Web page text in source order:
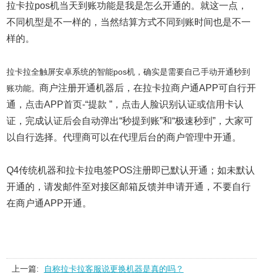
拉卡拉pos机当天到账功能是我是怎么开通的。就这一点，
不同机型是不一样的，当然结算方式不同到账时间也是不一
样的。
拉卡拉全触屏安卓系统的智能pos机，确实是需要自己手动开通秒到
账功能。 商户注册开通机器后，在拉卡拉商户通APP可自行开
通，点击APP首页-“提款 ”，点击人脸识别认证或信用卡认
证，完成认证后会自动弹出“秒提到账”和“极速秒到”，大家可
以自行选择。代理商可以在代理后台的商户管理中开通。
Q4传统机器和拉卡拉电签POS注册即已默认开通；如未默认
开通的，请发邮件至对接区邮箱反馈并申请开通，不要自行
在商户通APP开通。
上一篇:
自称拉卡拉客服说更换机器是真的吗？